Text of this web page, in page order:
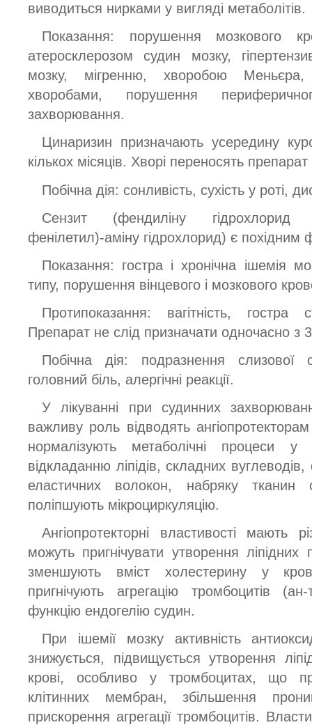
виводиться нирками у вигляді метаболітів.
Показання: порушення мозкового
атеросклерозом судин мозку,
мозку, мігренню, хворобою
хворобами, порушення
захворювання.
Цинаризин призначають усередину
кількох місяців. Хворі переносять
Побічна дія: сонливість, сухість у роті,
Сензит (фендиліну гідрохлорид -
фенілетил)-аміну гідрохлорид) є похідним
Показання: гостра і хронічна ішемія
типу, порушення вінцевого і мозкового
Протипоказання: вагітність, гостра
Препарат не слід призначати одночасно з
Побічна дія: подразнення слизової
головний біль, алергічні реакції.
У лікуванні при судинних
важливу роль відводять
нормалізують метаболічні процеси у
відкладанню ліпідів, складних вуглеводів,
еластичних волокон, набряку тканин
поліпшують мікроциркуляцію.
Ангіопротекторні властивості мають
можуть пригнічувати утворення ліпідних
зменшують вміст холестерину у крові
пригнічують агрегацію тромбоцитів (ан-
функцію ендогелію судин.
При ішемії мозку активність
знижується, підвищується утворення
крові, особливо у тромбоцитах, що
клітинних мембран, збільшення
прискорення агрегації тромбоцитів.